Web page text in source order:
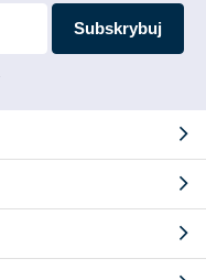
Subskrybuj